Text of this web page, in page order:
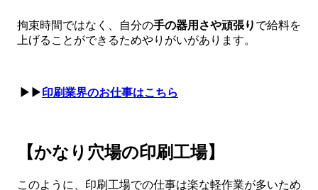
拘束時間ではなく、自分の手の器用さや頑張り で給料を
上げることができるためやりがいがあります。
▶▶印刷業界のお仕事はこちら
【かなり穴場の印刷工場】
このように、印刷工場での仕事は楽な軽作業が多いため